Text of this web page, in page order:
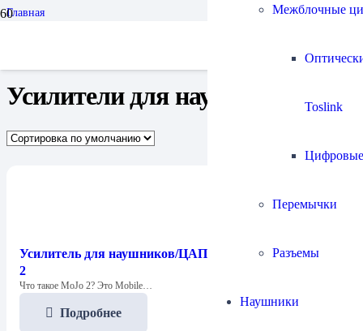
Межблочные
Toslink
Цифровые
Перемычки
Разъемы
Наушники
Главная
Усилители для наушников
Усилитель для наушников/ЦАП Chord Electronics Mojo
2
Что такое MoJo 2? Это Mobile…
Подробнее